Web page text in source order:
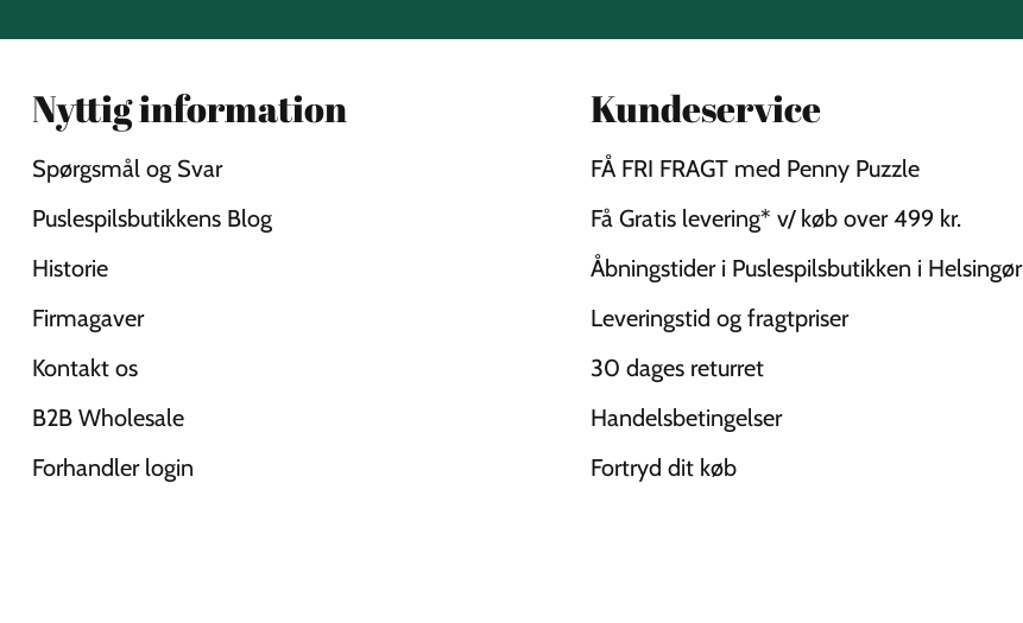
Nyttig information
Spørgsmål og Svar
Puslespilsbutikkens Blog
Historie
Firmagaver
Kontakt os
B2B Wholesale
Forhandler login
Kundeservice
FÅ FRI FRAGT med Penny Puzzle
Få Gratis levering* v/ køb over 499 kr.
Åbningstider i Puslespilsbutikken i Helsingør
Leveringstid og fragtpriser
30 dages returret
Handelsbetingelser
Fortryd dit køb